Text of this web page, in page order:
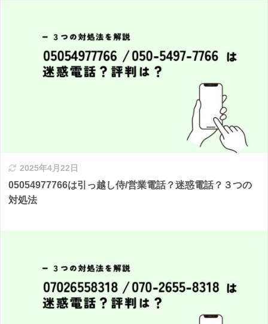
2025年4月22日
05054977766は引っ越し侍/営業電話？迷惑電話？３つの
対処法